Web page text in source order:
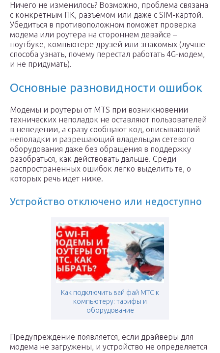
Ничего не изменилось? Возможно, проблема связана
с конкретным ПК, разъемом или даже с SIM-картой.
Убедиться в противоположном поможет проверка
модема или роутера на стороннем девайсе –
ноутбуке, компьютере друзей или знакомых (лучше
способа узнать, почему перестал работать 4G-модем,
и не придумать).
Основные разновидности ошибок
Модемы и роутеры от MTS при возникновении
технических неполадок не оставляют пользователей
в неведении, а сразу сообщают код, описывающий
неполадки и разрешающий владельцам сетевого
оборудования даже без обращения в поддержку
разобраться, как действовать дальше. Среди
распространенных ошибок легко выделить те, о
которых речь идет ниже.
Устройство отключено или недоступно
Как подключить вай фай МТС к
компьютеру: тарифы и
оборудование
Предупреждение появляется, если драйверы для
модема не загружены, и устройство не определяется